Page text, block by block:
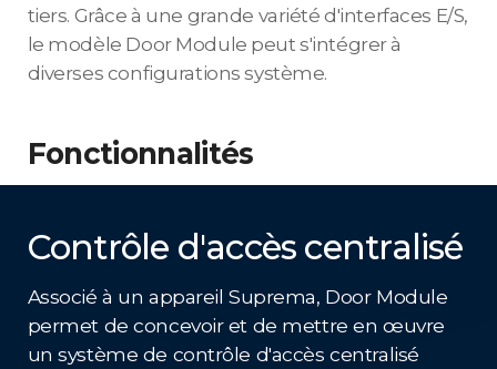
tiers. Grâce à une grande variété d'interfaces E/S,
le modèle Door Module peut s'intégrer à
diverses configurations système.
Fonctionnalités
Contrôle d'accès centralisé
Associé à un appareil Suprema, Door Module
permet de concevoir et de mettre en œuvre
un système de contrôle d'accès centralisé